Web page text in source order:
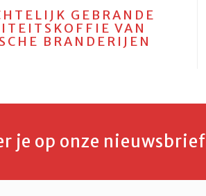
GEBRANDE
VAN
BRANDERIJEN
je op onze nieuwsbrief